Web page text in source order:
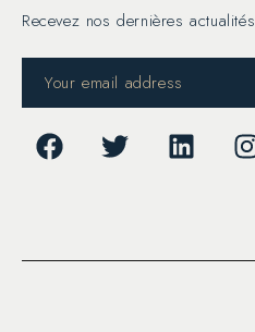
Recevez nos dernières actualités